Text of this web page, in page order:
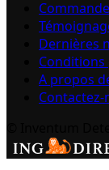
Dernières
Conditions
A propos
Contactez-